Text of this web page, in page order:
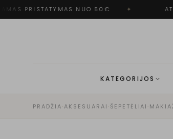
PRISTATYMAS NUO 50€
KATEGORIJOS
PRADŽIA·AKSESUARAI ·ŠEPETĖLIAI ·